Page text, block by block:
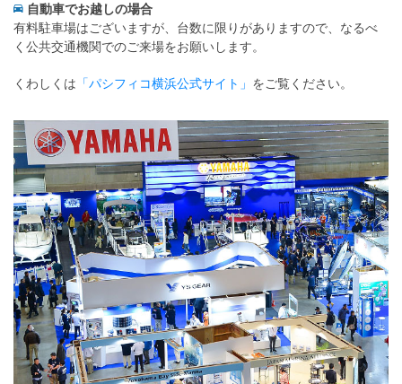
自動車でお越しの場合
有料駐車場はございますが、台数に限りがありますので、なるべ
く公共交通機関でのご来場をお願いします。
くわしくは 「パシフィコ横浜公式サイト」 をご覧ください。